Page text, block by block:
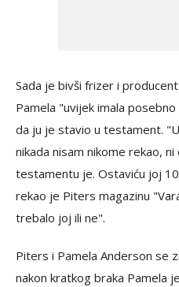
Sada je bivši frizer i
Pamela "uvijek imala
da ju je stavio u testament.
nikada nisam nikome rekao, ni
testamentu je. Ostaviću joj
rekao je Piters magazinu
trebalo joj ili ne".
Piters i Pamela Anderson se
nakon kratkog braka Pamela